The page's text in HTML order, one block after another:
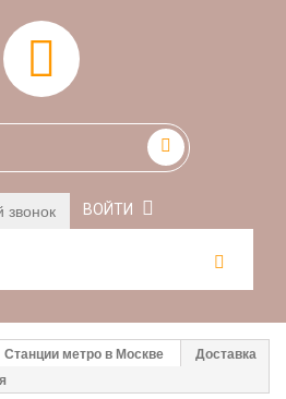
ВОЙТИ
Станции метро в Москве
Доставка